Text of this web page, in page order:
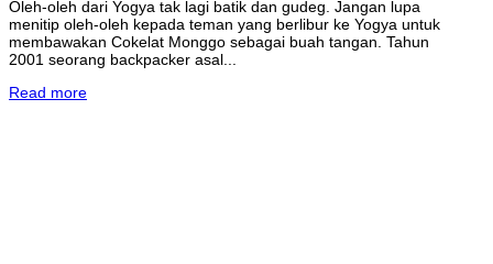
Oleh-oleh dari Yogya tak lagi batik dan gudeg. Jangan lupa
menitip oleh-oleh kepada teman yang berlibur ke Yogya untuk
membawakan Cokelat Monggo sebagai buah tangan. Tahun
2001 seorang backpacker asal...
Read more